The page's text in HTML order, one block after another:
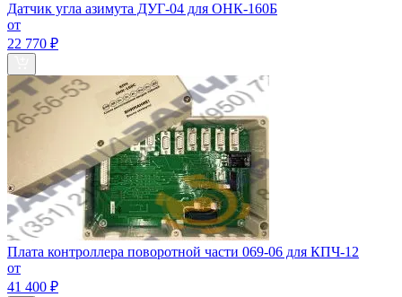
Датчик угла азимута ДУГ-04 для ОНК-160Б
от
22 770 ₽
Плата контроллера поворотной части 069-06 для КПЧ-12
от
41 400 ₽